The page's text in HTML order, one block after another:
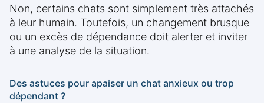
Non, certains chats sont simplement très attachés
à leur humain. Toutefois, un changement brusque
ou un excès de dépendance doit alerter et inviter
à une analyse de la situation.
Des astuces pour apaiser un chat anxieux ou trop
dépendant ?